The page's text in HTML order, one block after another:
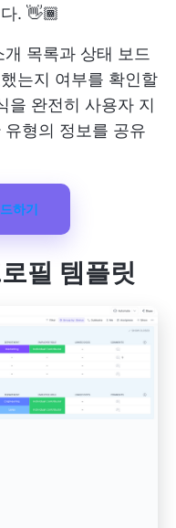
. 👋🏾
목록과 상태 보드
는지 여부를 확인할
을 완전히 사용자 지
형의 정보를 공유
하기
필 템플릿